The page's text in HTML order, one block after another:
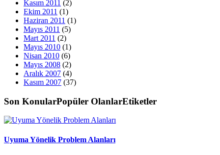
Kasım 2011 (2)
Ekim 2011 (1)
Haziran 2011 (1)
Mayıs 2011 (5)
Mart 2011 (2)
Mayıs 2010 (1)
Nisan 2010 (6)
Mayıs 2008 (2)
Aralık 2007 (4)
Kasım 2007 (37)
Son KonularPopüler OlanlarEtiketler
Uyuma Yönelik Problem Alanları